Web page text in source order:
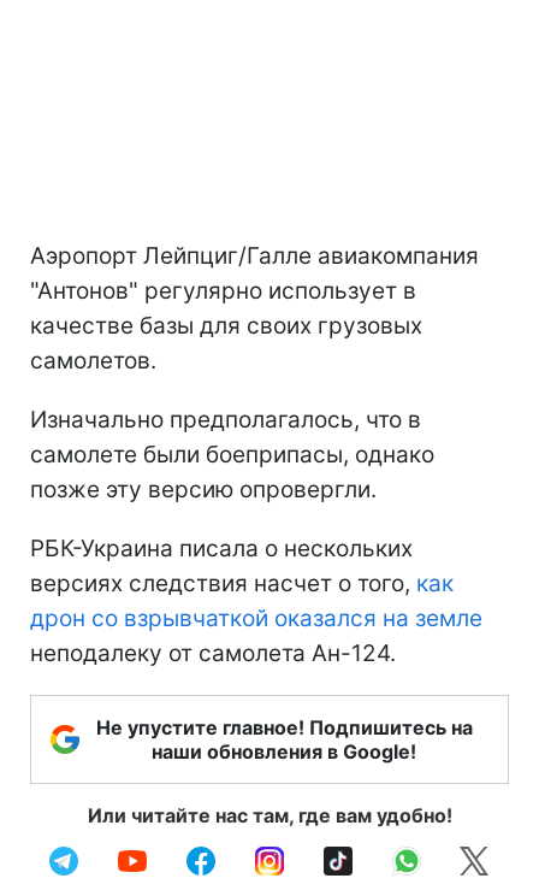
Аэропорт Лейпциг/Галле авиакомпания
"Антонов" регулярно использует в
качестве базы для своих грузовых
самолетов.
Изначально предполагалось, что в
самолете были боеприпасы, однако
позже эту версию опровергли.
РБК-Украина писала о нескольких
версиях следствия насчет о того, как
дрон со взрывчаткой оказался на земле
неподалеку от самолета Ан-124.
Не упустите главное! Подпишитесь на
наши обновления в Google!
Или читайте нас там, где вам удобно!